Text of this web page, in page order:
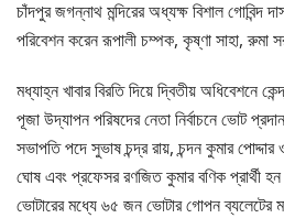
চাঁদপুর জগন্নাথ মন্দিরের অধ্যক্ষ বিশাল গোবিন্দ
পরিবেশন করেন রূপালী চম্পক, কৃষ্ণা সাহা, রুমা
মধ্যাহ্ন খাবার বিরতি দিয়ে দ্বিতীয় অধিবেশনে
পূজা উদ্যাপন পরিষদের নেতা নির্বাচনে ভোট
সভাপতি পদে সুভাষ চন্দ্র রায়, চন্দন কুমার
ঘোষ এবং প্রফেসর রণজিত কুমার বণিক প্রার্থী
ভোটারের মধ্যে ৬৫ জন ভোটার গোপন ব্যলেটের